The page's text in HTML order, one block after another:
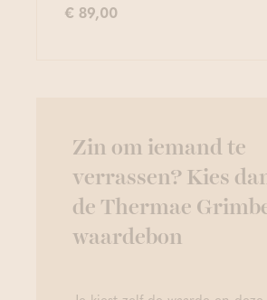
€ 89,00
Zin om iemand te
verrassen? Kies
de Thermae
waardebon